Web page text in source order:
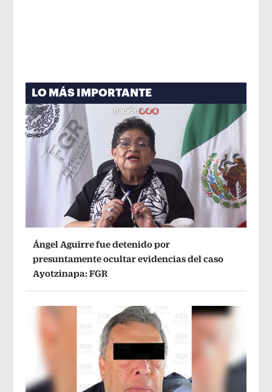
LO MÁS IMPORTANTE
Ángel Aguirre fue detenido por
presuntamente ocultar evidencias del caso
Ayotzinapa: FGR